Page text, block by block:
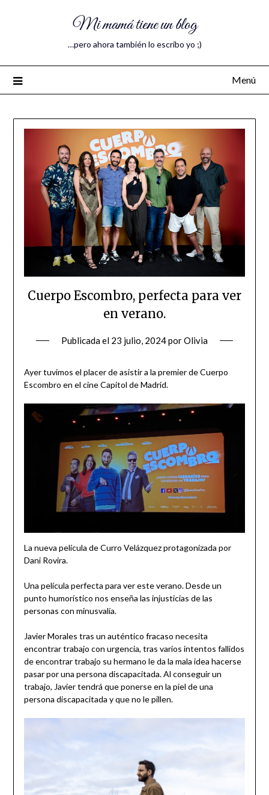
Mi mamá tiene un blog
…pero ahora también lo escribo yo ;)
Menú
Cuerpo Escombro, perfecta para ver
en verano.
Publicada el 23 julio, 2024porOlivia
Ayer tuvimos el placer de asistir a la premier de Cuerpo
Escombro en el cine Capitol de Madrid.
La nueva película de Curro Velázquez protagonizada por
Dani Rovira.
Una película perfecta para ver este verano. Desde un
punto humorístico nos enseña las injusticias de las
personas con minusvalía.
Javier Morales tras un auténtico fracaso necesita
encontrar trabajo con urgencia, tras varios intentos fallidos
de encontrar trabajo su hermano le da la mala idea hacerse
pasar por una persona discapacitada. Al conseguir un
trabajo, Javier tendrá que ponerse en la piel de una
persona discapacitada y que no le pillen.